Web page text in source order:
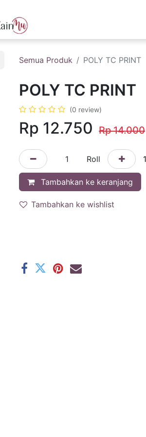
PRE ORDER KAIN PREMIUM
Semua Produk POLY TC PRINT
POLY TC PRINT
(0 review)
Rp 12.750 Rp14.000
Roll
Tambahkan ke keranjang
Tambahkan ke wishlist